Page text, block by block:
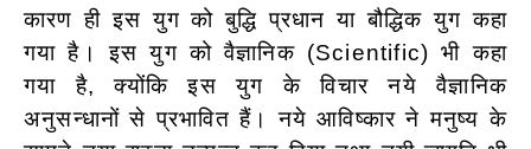
कारण ही इस युग को बुद्धि प्रधान या बौद्धिक युग कहा
गया है। इस युग को वैज्ञानिक (Scientific) भी कहा
गया है, क्योंकि इस युग के विचार नये वैज्ञानिक
अनुसन्धानों से प्रभावित हैं। नये आविष्कार ने मनुष्य के